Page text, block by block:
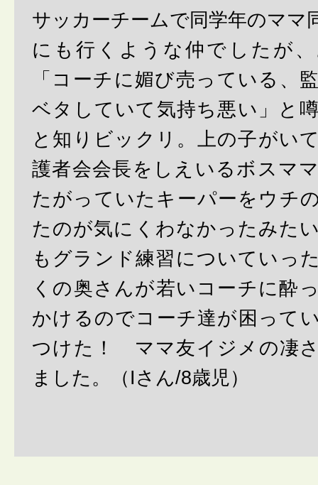
サッカーチームで同学年のママ
にも行くような仲でしたが
「コーチに媚び売っている、
ベタしていて気持ち悪い」と
と知りビックリ。上の子がい
護者会会長をしえいるボスマ
たがっていたキーパーをウチ
たのが気にくわなかったみた
もグランド練習についていっ
くの奥さんが若いコーチに酔
かけるのでコーチ達が困って
つけた！ ママ友イジメの凄
ました。（Iさん/8歳児）